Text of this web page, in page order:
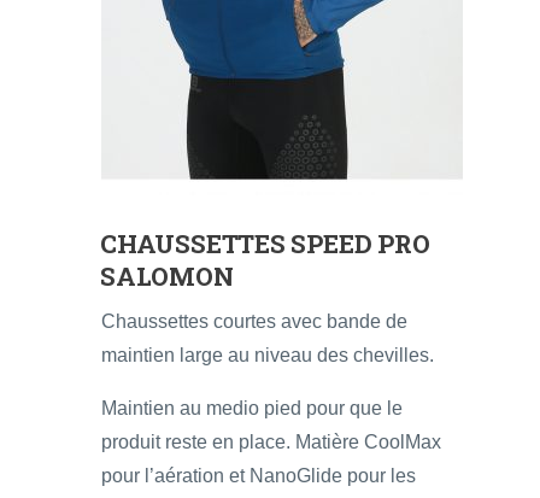
CHAUSSETTES SPEED PRO
SALOMON
Chaussettes courtes avec bande de
maintien large au niveau des chevilles.
Maintien au medio pied pour que le
produit reste en place. Matière CoolMax
pour l’aération et NanoGlide pour les